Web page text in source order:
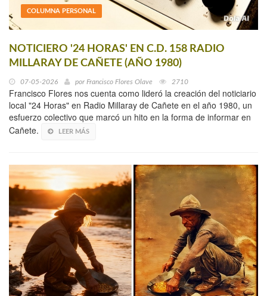
COLUMNA PERSONAL
NOTICIERO '24 HORAS' EN C.D. 158 RADIO
MILLARAY DE CAÑETE (AÑO 1980)
07-05-2026 por Francisco Flores Olave 2710
Francisco Flores nos cuenta como lideró la creación del noticiario
local "24 Horas" en Radio Millaray de Cañete en el año 1980, un
esfuerzo colectivo que marcó un hito en la forma de informar en
Cañete.
LEER MÁS